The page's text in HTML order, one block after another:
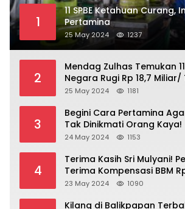
1
11 SPBE Ketahuan Curang,
Pertamina
25 May 2024 1237
2
Mendag Zulhas Temukan
Negara Rugi Rp 18,7 Miliar/
25 May 2024 1181
3
Begini Cara Pertamina
Tak Dinikmati Orang Kaya!
24 May 2024 1153
4
Terima Kasih Sri Mulyani!
Terima Kompensasi BBM
23 May 2024 1090
Kilang di Balikpapan